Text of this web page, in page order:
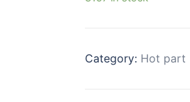
Category: Hot part